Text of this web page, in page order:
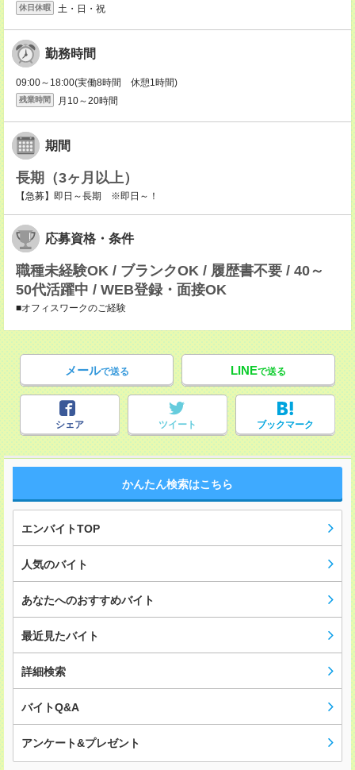
休日休暇 土・日・祝
勤務時間
09:00～18:00(実働8時間 休憩1時間)
残業時間 月10～20時間
期間
長期（3ヶ月以上）
【急募】即日～長期 ※即日～！
応募資格・条件
職種未経験OK / ブランクOK / 履歴書不要 / 40～
50代活躍中 / WEB登録・面接OK
■オフィスワークのご経験
メールで送る LINEで送る
シェア ツイート ブックマーク
かんたん検索はこちら
エンバイトTOP
人気のバイト
あなたへのおすすめバイト
最近見たバイト
詳細検索
バイトQ&A
アンケート&プレゼント